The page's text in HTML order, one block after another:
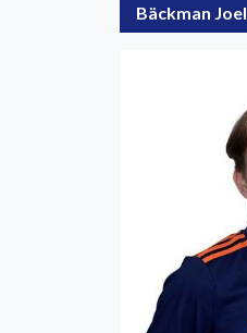
Bäckman Joel